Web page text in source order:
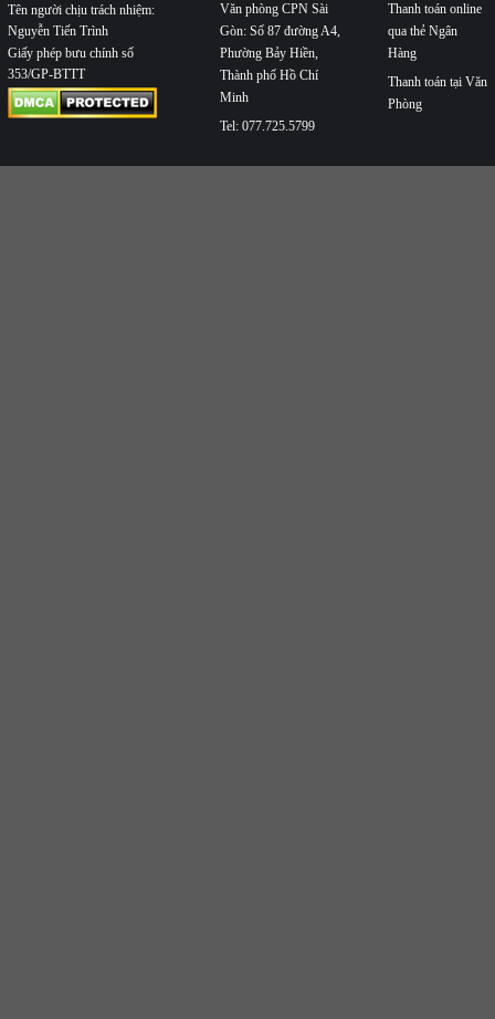
Tên người chịu trách nhiệm:
Nguyễn Tiến Trình
Giấy phép bưu chính số
353/GP-BTTT
Văn phòng CPN Sài
Gòn: Số 87 đường A4,
Phường Bảy Hiền,
Thành phố Hồ Chí
Minh
Tel: 077.725.5799
Thanh toán online
qua thẻ Ngân
Hàng
Thanh toán tại Văn
Phòng